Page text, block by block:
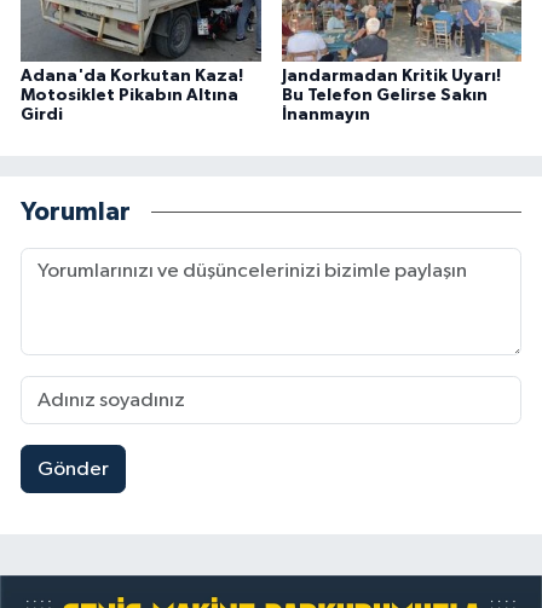
Adana'da Korkutan Kaza!
Motosiklet Pikabın Altına
Girdi
Jandarmadan Kritik Uyarı!
Bu Telefon Gelirse Sakın
İnanmayın
Yorumlar
Gönder